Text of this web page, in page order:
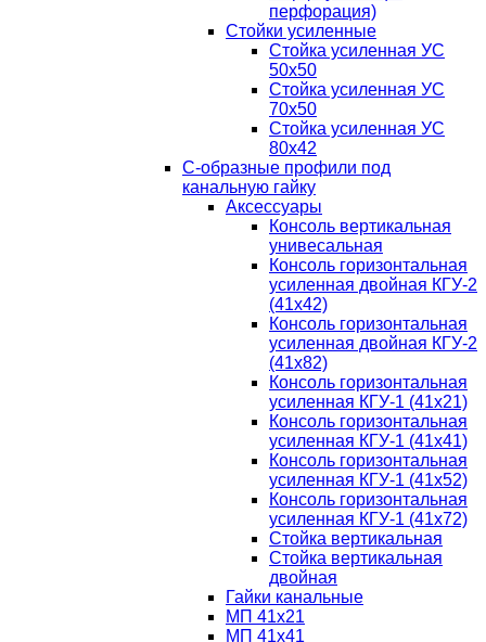
перфорация)
Стойки усиленные
Стойка усиленная УС
50х50
Стойка усиленная УС
70х50
Стойка усиленная УС
80х42
С-образные профили под
канальную гайку
Аксессуары
Консоль вертикальная
унивесальная
Консоль горизонтальная
усиленная двойная КГУ-2
(41х42)
Консоль горизонтальная
усиленная двойная КГУ-2
(41х82)
Консоль горизонтальная
усиленная КГУ-1 (41х21)
Консоль горизонтальная
усиленная КГУ-1 (41х41)
Консоль горизонтальная
усиленная КГУ-1 (41х52)
Консоль горизонтальная
усиленная КГУ-1 (41х72)
Стойка вертикальная
Стойка вертикальная
двойная
Гайки канальные
МП 41х21
МП 41х41